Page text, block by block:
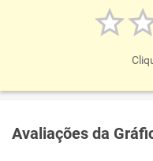
Avaliações da